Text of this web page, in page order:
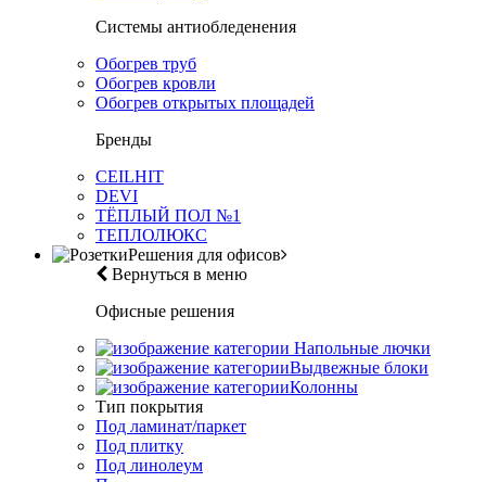
Системы антиобледенения
Обогрев труб
Обогрев кровли
Обогрев открытых площадей
Бренды
CEILHIT
DEVI
ТЁПЛЫЙ ПОЛ №1
ТЕПЛОЛЮКС
Решения для офисов
Вернуться в меню
Офисные решения
Напольные лючки
Выдвежные блоки
Колонны
Тип покрытия
Под ламинат/паркет
Под плитку
Под линолеум